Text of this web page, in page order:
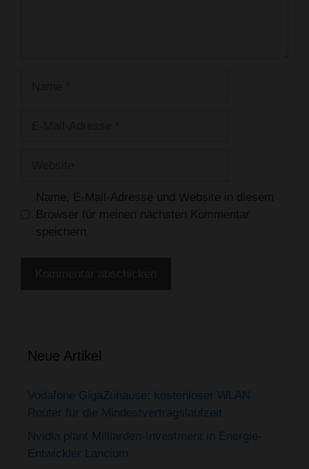
Name, E-Mail-Adresse und Website in diesem
Browser für meinen nächsten Kommentar
speichern.
Neue Artikel
Vodafone GigaZuhause: kostenloser WLAN
Router für die Mindestvertragslaufzeit
Nvidia plant Milliarden-Investment in Energie-
Entwickler Lancium